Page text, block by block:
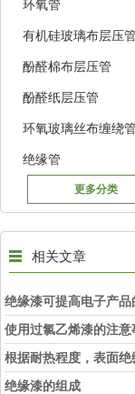
环氧管
有机硅玻璃布层压管
酚醛棉布层压管
酚醛纸层压管
环氧玻璃丝布缠绕管
绝缘管
更多分类
相关文章
绝缘漆可提高电子产品
使用过氯乙烯漆的注
施
根据耐热程度，表面
不同等级
绝缘漆的组成